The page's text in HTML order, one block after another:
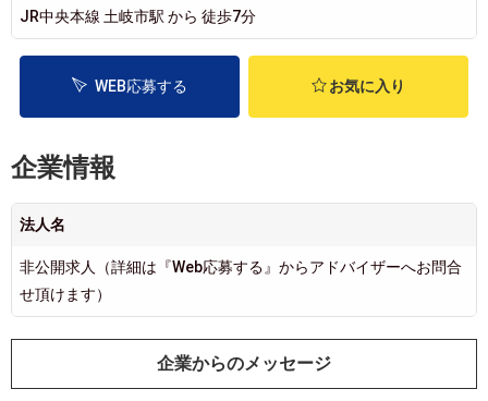
JR中央本線 土岐市駅 から 徒歩7分
WEB応募する お気に入り
企業情報
法人名
非公開求人（詳細は『Web応募する』からアドバイザーへお問合
せ頂けます）
企業からのメッセージ